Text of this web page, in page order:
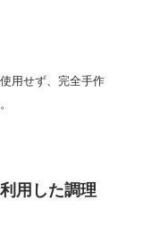
用せず、完全手作
用した調理